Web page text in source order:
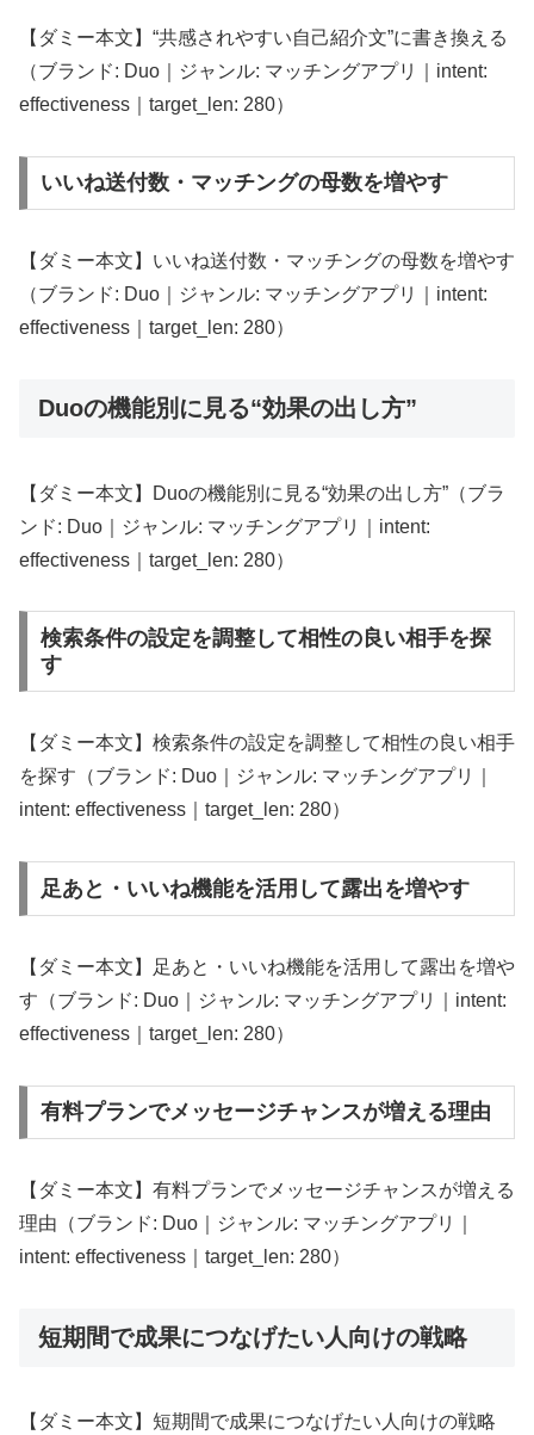
【ダミー本文】“共感されやすい自己紹介文”に書き換える
（ブランド: Duo｜ジャンル: マッチングアプリ｜intent:
effectiveness｜target_len: 280）
いいね送付数・マッチングの母数を増やす
【ダミー本文】いいね送付数・マッチングの母数を増やす
（ブランド: Duo｜ジャンル: マッチングアプリ｜intent:
effectiveness｜target_len: 280）
Duoの機能別に見る“効果の出し方”
【ダミー本文】Duoの機能別に見る“効果の出し方”（ブラ
ンド: Duo｜ジャンル: マッチングアプリ｜intent:
effectiveness｜target_len: 280）
検索条件の設定を調整して相性の良い相手を探
す
【ダミー本文】検索条件の設定を調整して相性の良い相手
を探す（ブランド: Duo｜ジャンル: マッチングアプリ｜
intent: effectiveness｜target_len: 280）
足あと・いいね機能を活用して露出を増やす
【ダミー本文】足あと・いいね機能を活用して露出を増や
す（ブランド: Duo｜ジャンル: マッチングアプリ｜intent:
effectiveness｜target_len: 280）
有料プランでメッセージチャンスが増える理由
【ダミー本文】有料プランでメッセージチャンスが増える
理由（ブランド: Duo｜ジャンル: マッチングアプリ｜
intent: effectiveness｜target_len: 280）
短期間で成果につなげたい人向けの戦略
【ダミー本文】短期間で成果につなげたい人向けの戦略